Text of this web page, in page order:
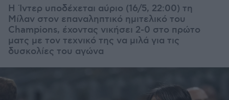
Η Ίντερ υποδέχεται αύριο (16/5, 22:00) τη
Μίλαν στον επαναληπτικό ημιτελικό του
Champions, έχοντας νικήσει 2-0 στο πρώτο
ματς με τον τεχνικό της να μιλά για τις
δυσκολίες του αγώνα